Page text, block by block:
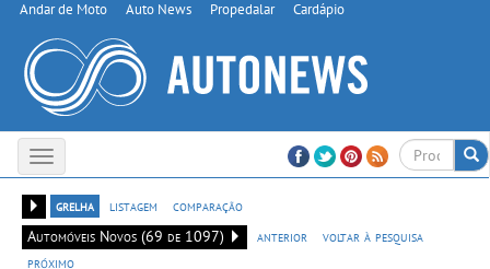
Andar de Moto Auto News Propedalar Cardápio
Toggle
navigation
grelha
listagem
comparação
Automóveis Novos (69 de 1097)
anterior
voltar à pesquisa
próximo